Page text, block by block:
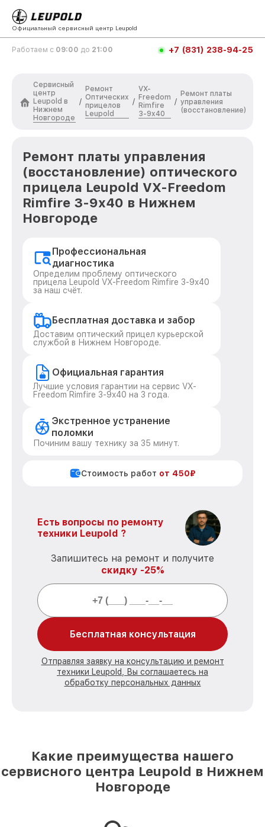
Официальный сервисный центр Leupold
Работаем с 09:00 до 21:00 +7 (831) 238-94-25
Сервисный
центр
Leupold в
Нижнем
Новгороде
/
Ремонт
Оптических
прицелов
Leupold
/
VX-
Freedom
Rimfire
3-9x40
/
Ремонт платы
управления
(восстановление)
Ремонт платы управления
(восстановление) оптического
прицела Leupold VX-Freedom
Rimfire 3-9x40 в Нижнем
Новгороде
Профессиональная
диагностика
Определим проблему оптического
прицела Leupold VX-Freedom Rimfire 3-9x40
за наш счёт.
Бесплатная доставка и забор
Доставим оптический прицел курьерской
службой в Нижнем Новгороде.
Официальная гарантия
Лучшие условия гарантии на сервис VX-
Freedom Rimfire 3-9x40 на 3 года.
Экстренное устранение
поломки
Починим вашу технику за 35 минут.
Стоимость работ от 450₽
Есть вопросы по ремонту
техники Leupold ?
Запишитесь на ремонт и получите
скидку -25%
Бесплатная консультация
Отправляя заявку на консультацию и ремонт
техники Leupold, Вы соглашаетесь на
обработку персональных данных
Какие преимущества нашего
сервисного центра Leupold в Нижнем
Новгороде